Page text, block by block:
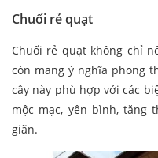
Chuối rẻ quạt
Chuối rẻ quạt không chỉ
còn mang ý nghĩa phong
cây này phù hợp với các
mộc mạc, yên bình, tăng
giãn.